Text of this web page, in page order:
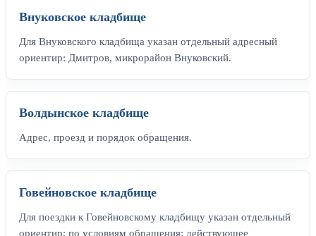
Внуковское кладбище
Для Внуковского кладбища указан отдельный адресный
ориентир: Дмитров, микрорайон Внуковский.
Волдынское кладбище
Адрес, проезд и порядок обращения.
Говейновское кладбище
Для поездки к Говейновскому кладбищу указан отдельный
ориентир; по условиям обращения: действующее